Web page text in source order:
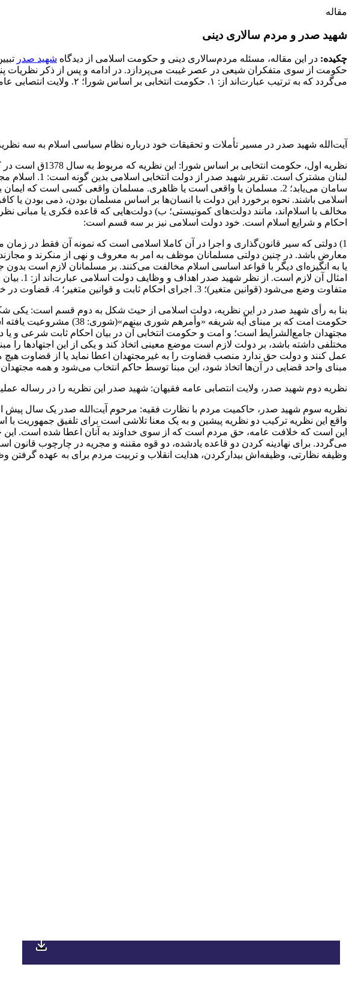
مقاله
شهید صدر و مردم سالاری دینی
چکیده: در این مقاله، مسئله مردم‌سالاری دینی و حکومت اسلامی از دیدگاه شهید صدر
حکومت از سوی متفکران شیعی در عصر غیبت می‌پردازد. در ادامه و پس از ذکر نظریات
می‌گردد که به ترتیب عبارت‌اند از: ۱. حکومت انتخابی بر اساس شورا؛ ۲. ولایت انتصابی عامه فقیهان؛ ۳. حاکمیت مردم با نظارت فقیه.
آیت‌الله شهید صدر در مسیر تأملات‌ و تحقیقات خود درباره نظام سیاسی اسلام به سه
نظریه اول،
لبنان مشترک
مخالف با اسلام‌اند، مانند دولت‌های کمونیستی؛ ب) دولت‌هایی که قاعده فکری یا‌ مبانی‌
احکام و شرایع اسلام است. خود دولت اسلامی نیز بر سه قسم‌ است‌:
یا به‌ انگیزه‌ای‌ دیگر‌ با قواعد اساسی اسلام مخالفت می‌کنند. بر مسلمانان لازم است
متفاوت وضع می‌شود (قوانین متغیر)؛ 3. اجرای احکام ثابت و قوانین‌ متغیر‌؛ 4. قضاوت‌ در خصومت‌ها و اختلافات بین مردم.
بنا به رأی شهید صدر در این نظریه، دولت اسلامی‌ از‌ حیث شکل به دوم قسم است:
حکومت امت که بر‌ مبنای‌ آیه‌
مجتهدان جامع‌الشرایط است‌؛ و امت‌ و حکومت انتخابی آن در بیان احکام ثابت شرعی و
مختلفی داشته‌ باشد‌، بر دولت لازم است موضع معینی اتخاذ کند و یکی از این اجتهادها را‌
عمل کنند و دولت حق ندارد منصب قضاوت را‌ به‌ غیرمجتهدان اعطا نماید یا از قضاوت‌ هیچ
مبنای واحد قضایی در آن‌ها اتخاذ‌ شود‌، این مبنا توسط حاکم انتخاب‌ می‌شود‌ و همه‌
نظریه‌ دوم‌ شهید صدر، ولایت انتصابی عامه فقیهان: شهید صدر این نظریه را در رساله
نظریه‌ سوم شهید صدر، حاکمیت‌ مردم با نظارت فقیه: مرحوم آیت‌الله صدر یک سال پیش از
واقع‌ این نظریه ترکیب دو نظریه پیشین و به یک معنا تلاشی است برای تلفیق
این است که خلافت عامه، حق مردم است که از سوی خداوند به آنان اعطا شده است.
می‌گردد. برای نهادینه کردن دو قاعده یادشده، دو قوه مقننه و مجریه در چارچوب
وظیفه نظارتی، وظیفه‌اش بیدارکردن، هدایت انقلاب و تربیت مردم برای به عهده